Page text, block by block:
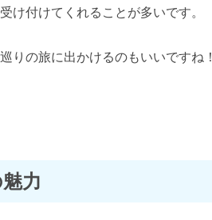
け付けてくれることが多いです。
りの旅に出かけるのもいいですね！
力